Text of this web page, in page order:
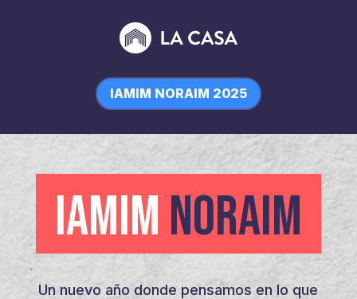
IAMIM NORAIM 2025
IAMIM NORAIM
Un nuevo año donde pensamos en lo que